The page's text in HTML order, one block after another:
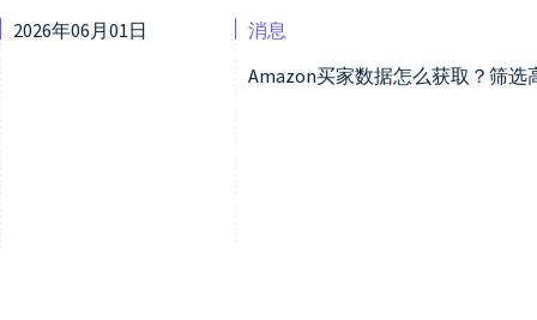
2026年06月01日
消息
Amazon买家数据怎么获取？筛